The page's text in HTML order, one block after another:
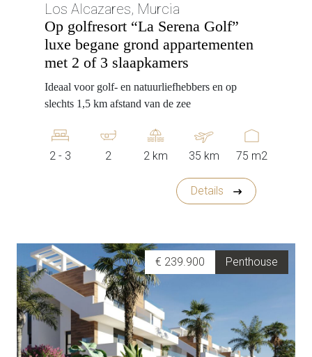
Los Alcazares, Murcia
Op golfresort “La Serena Golf”
luxe begane grond appartementen
met 2 of 3 slaapkamers
Ideaal voor golf- en natuurliefhebbers en op
slechts 1,5 km afstand van de zee
2 - 3 2 2 km 35 km 75 m2
Details
Penthouse
€ 239.900